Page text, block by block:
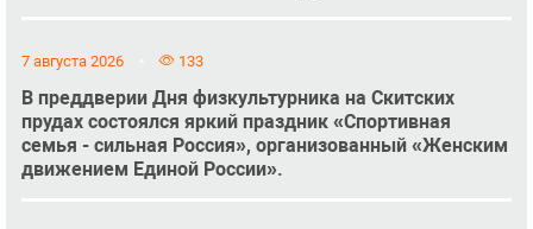
7 августа 2026 133
В преддверии Дня физкультурника на Скитских
прудах состоялся яркий праздник «Спортивная
семья - сильная Россия», организованный «Женским
движением Единой России».